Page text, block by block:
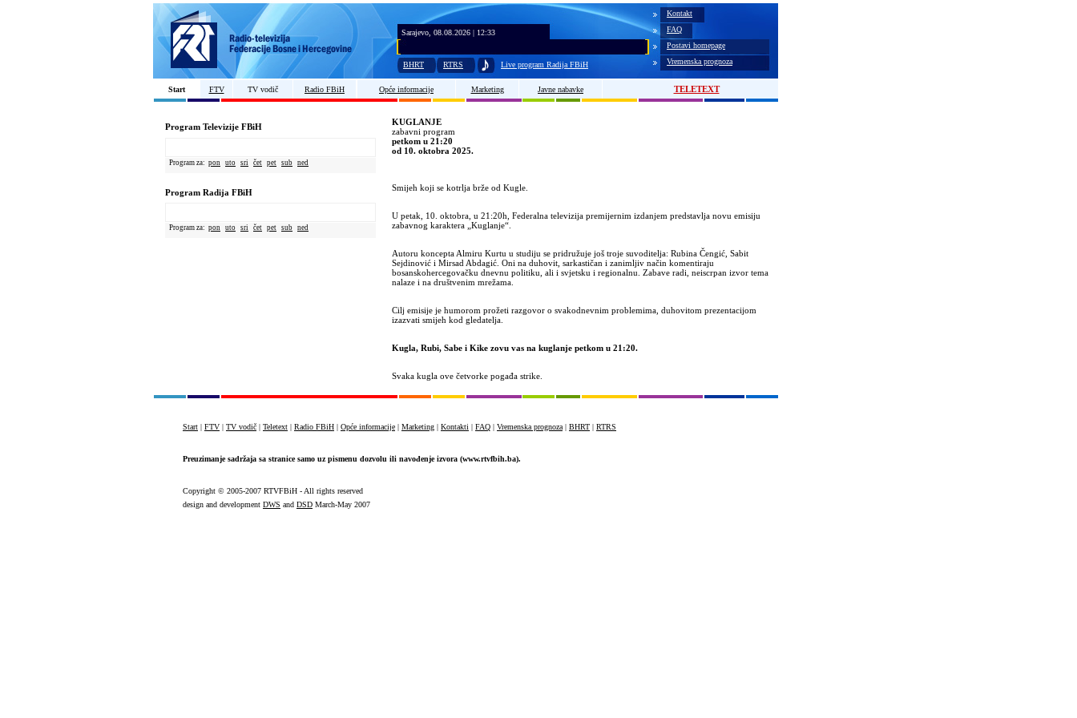
Sarajevo, 08.08.2026 | 12:33
BHRT RTRS Live program Radija FBiH
Kontakt
FAQ
Postavi homepage
Vremenska prognoza
Start FTV TV vodič Radio FBiH Opće informacije Marketing Javne nabavke TELETEXT
Program Televizije FBiH
Program za: pon uto sri čet pet sub ned
Program Radija FBiH
Program za: pon uto sri čet pet sub ned
KUGLANJE
zabavni program
petkom u 21:20
od 10. oktobra 2025.
Smijeh koji se kotrlja brže od Kugle.
U petak, 10. oktobra, u 21:20h, Federalna televizija premijernim izdanjem predstavlja novu emisiju
zabavnog karaktera
„Kuglanje“.
Autoru koncepta Almiru Kurtu u studiju se pridružuje još troje suvoditelja: Rubina Čengić, Sabit
Sejdinović i Mirsad Abdagić . Oni na duhovit, sarkastičan i zanimljiv način komentiraju
bosanskohercegovačku dnevnu politiku, ali i svjetsku i regionalnu. Zabave radi, neiscrpan izvor tema
nalaze i na društvenim mrežama.
Cilj emisije je humorom prožeti razgovor o svakodnevnim problemima, duhovitom prezentacijom
izazvati smijeh kod gledatelja.
Kugla, Rubi, Sabe i Kike zovu vas na kuglanje petkom u 21:20.
Svaka kugla ove četvorke pogađa strike.
Start | FTV | TV vodič | Teletext | Radio FBiH | Opće informacije | Marketing | Kontakti | FAQ | Vremenska prognoza | BHRT | RTRS
Preuzimanje sadržaja sa stranice samo uz pismenu dozvolu ili navođenje izvora (www.rtvfbih.ba).
Copyright © 2005-2007 RTVFBiH - All rights reserved
design and development DWS and DSD March-May 2007